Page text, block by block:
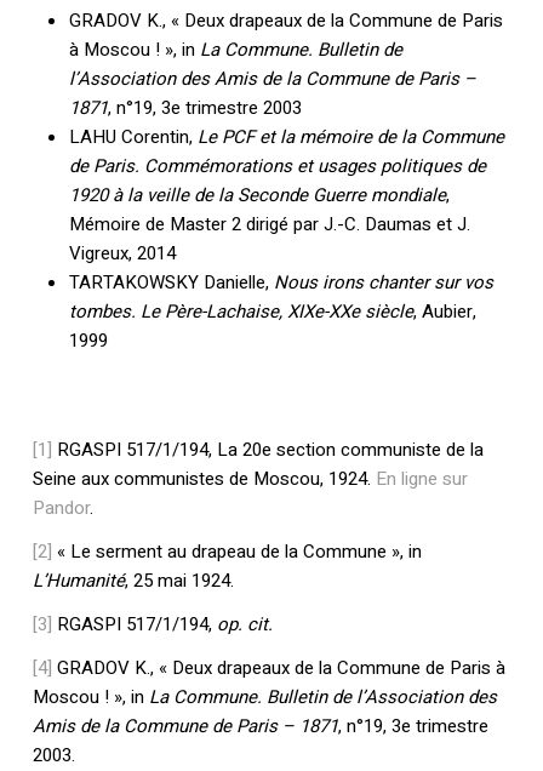
GRADOV K., « Deux drapeaux de la Commune de Paris
à Moscou ! », in La Commune. Bulletin de
l’Association des Amis de la Commune de Paris –
1871, n°19, 3e trimestre 2003
LAHU Corentin, Le PCF et la mémoire de la Commune
de Paris. Commémorations et usages politiques de
1920 à la veille de la Seconde Guerre mondiale,
Mémoire de Master 2 dirigé par J.-C. Daumas et J.
Vigreux, 2014
TARTAKOWSKY Danielle, Nous irons chanter sur vos
tombes. Le Père-Lachaise, XIXe-XXe siècle, Aubier,
1999
[1] RGASPI 517/1/194, La 20e section communiste de la
Seine aux communistes de Moscou, 1924. En ligne sur
Pandor.
[2] « Le serment au drapeau de la Commune », in
L’Humanité, 25 mai 1924.
[3] RGASPI 517/1/194, op. cit.
[4] GRADOV K., « Deux drapeaux de la Commune de Paris à
Moscou ! », in La Commune. Bulletin de l’Association des
Amis de la Commune de Paris – 1871, n°19, 3e trimestre
2003.